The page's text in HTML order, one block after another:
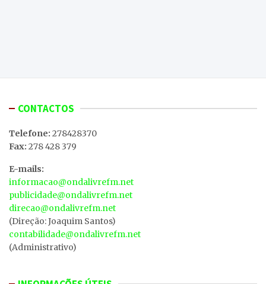
CONTACTOS
Telefone: 278428370
Fax: 278 428 379
E-mails:
informacao@ondalivrefm.net
publicidade@ondalivrefm.net
direcao@ondalivrefm.net
(Direção: Joaquim Santos)
contabilidade@ondalivrefm.net
(Administrativo)